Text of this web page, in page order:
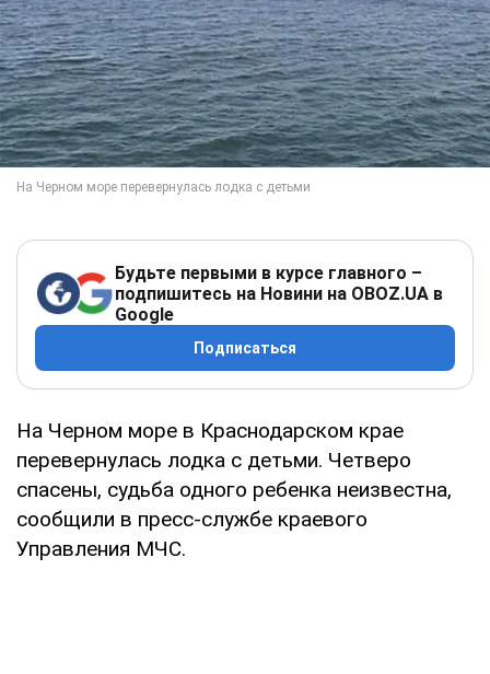
Будьте первыми в курсе главного –
подпишитесь на Новини на OBOZ.UA в
Google
Подписаться
На Черном море в Краснодарском крае
перевернулась лодка с детьми. Четверо
спасены, судьба одного ребенка неизвестна,
сообщили в пресс-службе краевого
Управления МЧС.